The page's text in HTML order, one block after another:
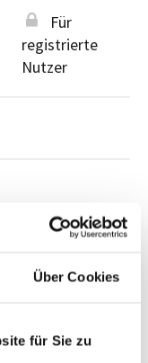
Über Cookies
für Sie zu
Für
registrierte
Nutzer
registrierte